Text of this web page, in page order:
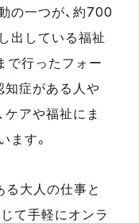
の一つが、約700
出している福祉
で行ったフォー
知症がある人や
ケアや福祉にま
ます。
る大人の仕事と
て手軽にオンラ